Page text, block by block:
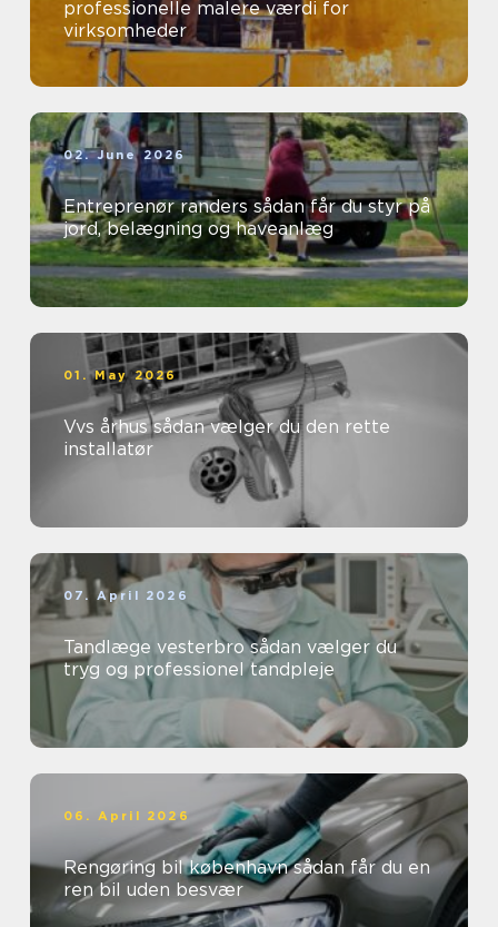
professionelle malere værdi for
virksomheder
02. June 2026
Entreprenør randers sådan får du styr på
jord, belægning og haveanlæg
01. May 2026
Vvs århus sådan vælger du den rette
installatør
07. April 2026
Tandlæge vesterbro sådan vælger du
tryg og professionel tandpleje
06. April 2026
Rengøring bil københavn sådan får du en
ren bil uden besvær